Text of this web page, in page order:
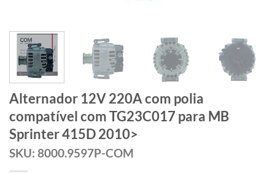
Alternador 12V 220A com polia
compatível com TG23C017 para MB
Sprinter 415D 2010>
SKU: 8000.9597P-COM